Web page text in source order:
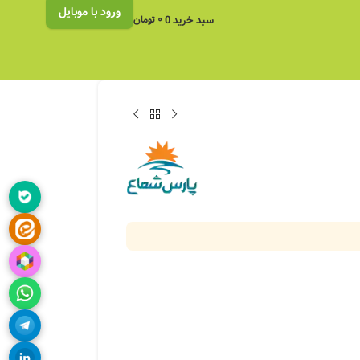
سبد خرید0۰ تومان ورود با موبایل